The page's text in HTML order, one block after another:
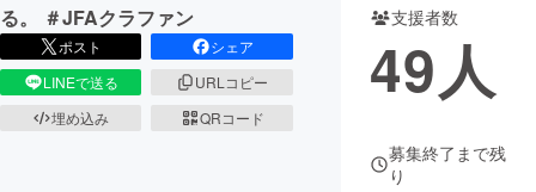
る。 ＃JFAクラファン
ポスト
シェア
LINEで送る
URLコピー
埋め込み
QRコード
支援者数
49人
募集終了まで残
り